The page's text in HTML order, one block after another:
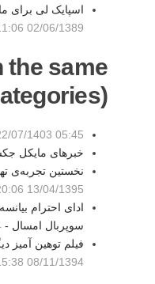
اسپایک لی برای
02/06/1389 11:06
the same
07/1403 05:45
خبرهای مایکل
نخستین تجربه‌ی
13/04/1395 20:06
ادای احترام
سوپربال امسال -
فیلم توهین
08/11/1394 15:38